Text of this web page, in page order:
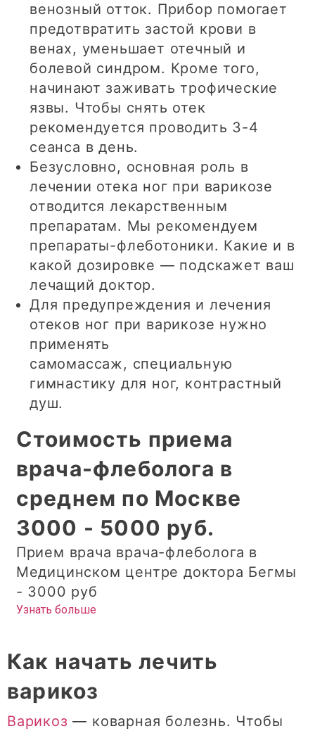
венозный отток. Прибор помогает
предотвратить застой крови в
венах, уменьшает отечный и
болевой синдром. Кроме того,
начинают заживать трофические
язвы. Чтобы снять отек
рекомендуется проводить 3-4
сеанса в день.
Безусловно, основная роль в
лечении отека ног при варикозе
отводится лекарственным
препаратам. Мы рекомендуем
препараты-флеботоники. Какие и в
какой дозировке — подскажет ваш
лечащий доктор.
Для предупреждения и лечения
отеков ног при варикозе нужно
применять
самомассаж, специальную
гимнастику для ног, контрастный
душ.
Стоимость приема
врача-флеболога в
среднем по Москве
3000 - 5000 руб.
Прием врача врача-флеболога в
Медицинском центре доктора Бегмы
- 3000 руб
Узнать больше
Как начать лечить
варикоз
Варикоз — коварная болезнь. Чтобы